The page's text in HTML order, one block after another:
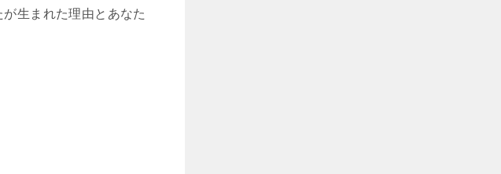
生まれた理由とあなた